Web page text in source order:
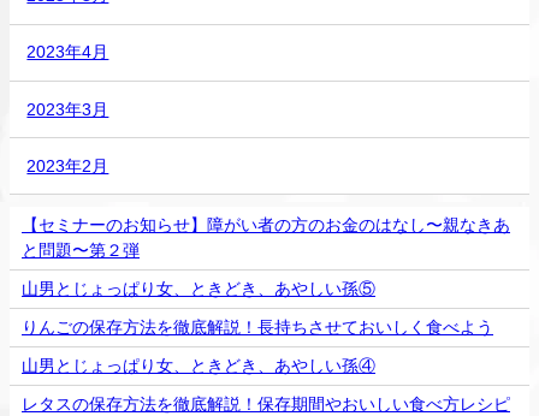
2023年4月
2023年3月
2023年2月
【セミナーのお知らせ】障がい者の⽅のお⾦のはなし〜親なきあ
と問題〜第２弾
山男とじょっぱり女、ときどき、あやしい孫⑤
りんごの保存方法を徹底解説！長持ちさせておいしく食べよう
山男とじょっぱり女、ときどき、あやしい孫④
レタスの保存方法を徹底解説！保存期間やおいしい食べ方レシピ